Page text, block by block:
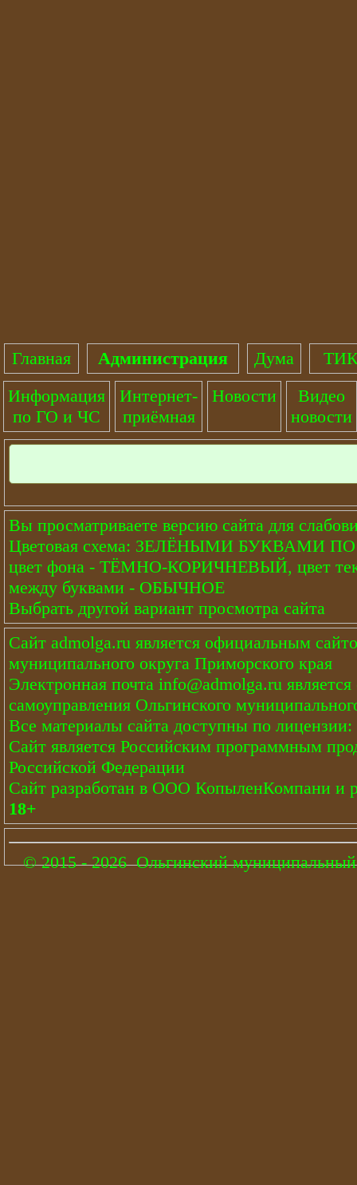
Главная Администрация Дума
ТИК
Информация
по ГО и ЧС
Интернет-
приёмная
Новости
Видео
новости
Вы просматриваете версию сайта для
Цветовая схема: ЗЕЛЁНЫМИ БУКВАМИ
цвет фона - ТЁМНО-КОРИЧНЕВЫЙ, цвет
между буквами - ОБЫЧНОЕ
Выбрать другой вариант просмотра сайта
Сайт admolga.ru является официальным
муниципального округа Приморского края
Электронная почта info@admolga.ru
самоуправления Ольгинского
Все материалы сайта доступны по лицензии:
Сайт является Российским программным
Российской Федерации
Сайт разработан в ООО КопыленКомпани и
18+
© 2015 - 2026 Ольгинский муниципальный